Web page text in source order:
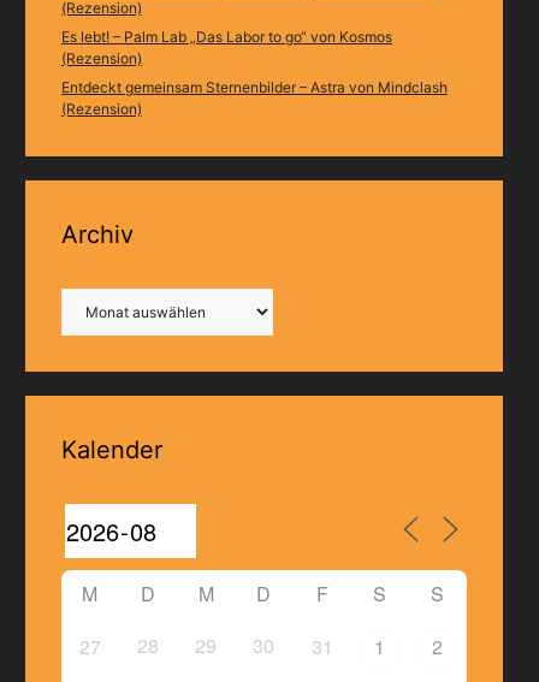
(Rezension)
Es lebt! – Palm Lab „Das Labor to go“ von Kosmos
(Rezension)
Entdeckt gemeinsam Sternenbilder – Astra von Mindclash
(Rezension)
Archiv
Kalender
M D M D F S
S
27
28 29 30 31 1 2